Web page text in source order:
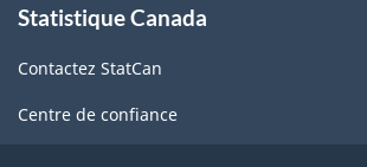
propos
ce
site
Statistique Canada
Contactez StatCan
Centre de confiance